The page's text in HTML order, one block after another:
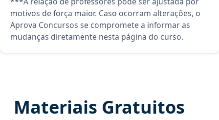
motivos de força maior. Caso ocorram alterações, o
Aprova Concursos se compromete a informar as
mudanças diretamente nesta página do curso.
Materiais Gratuitos